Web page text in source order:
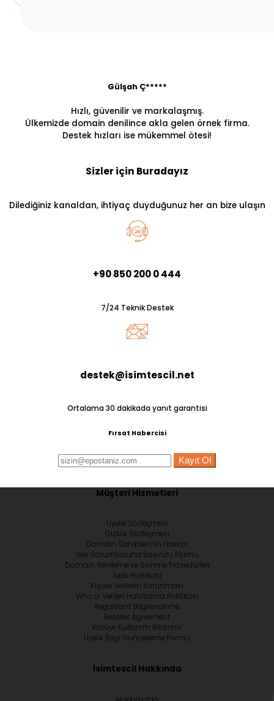
Gülşah Ç*****
Hızlı, güvenilir ve markalaşmış.
Ülkemizde domain denilince akla gelen örnek firma.
Destek hızları ise mükemmel ötesi!
Sizler için Buradayız
Dilediğiniz kanaldan, ihtiyaç duyduğunuz her an bize ulaşın
+90 850 200 0 444
7/24 Teknik Destek
destek@isimtescil.net
Ortalama 30 dakikada yanıt garantisi
Fırsat Habercisi
Kayıt Ol
Müşteri Hizmetleri
Üyelik Sözleşmesi
Gizlilik Sözleşmesi
Domain Sahiplerinin Hakları
Veri Sorumlusuna Başvuru Formu
Domain Yenileme ve Silinme Prosedürleri
İade Politikası
Kişisel Verilerin Korunması
Who is Verileri Hatırlatma Politikası
Registrant Bilgilendirme
Reseller Agreement
Kötüye Kullanım Bildirimi
Üyelik Bilgi Güncelleme Formu
İsimtescil Hakkında